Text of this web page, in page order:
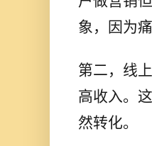
象，因为
第二，线
高收入。
然转化。